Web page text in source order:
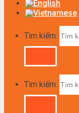
Tìm kiếm:
Tìm kiếm: